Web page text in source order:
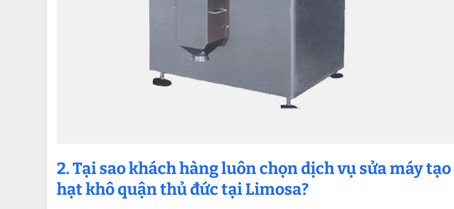
2. Tại sao khách hàng luôn chọn dịch vụ sửa máy tạo
hạt khô quận thủ đức tại Limosa?